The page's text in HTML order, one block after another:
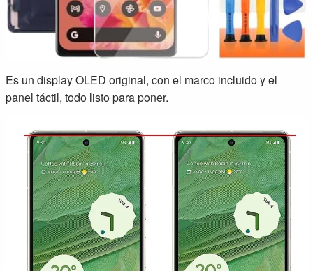
Es un display OLED original, con el marco incluido y el
panel táctil, todo listo para poner.